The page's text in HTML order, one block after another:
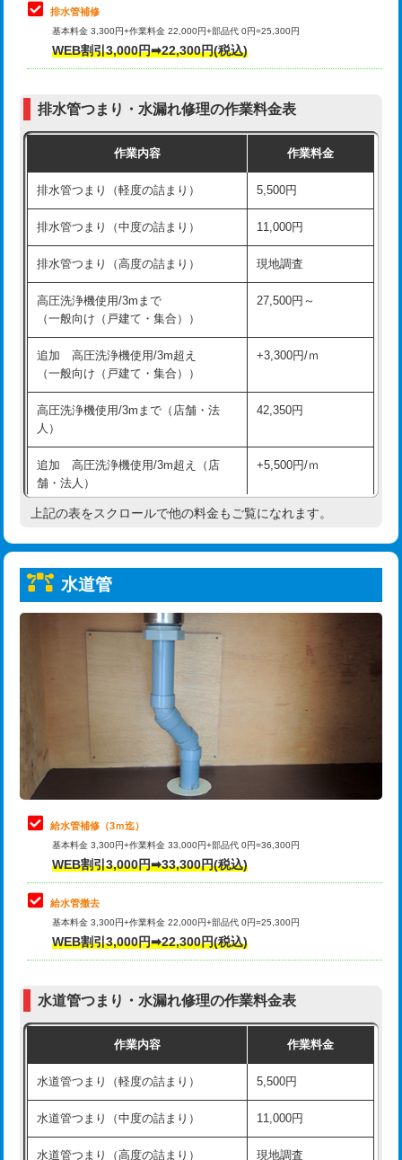
モルタル補修（厚さ10㎝まで）
モルタル補修（厚さ10㎝超え）
追加人工 16,500円
現場見積
※給水管工事は20mmまでの価格です。
式・ワンホール）)
交換・取付(排水栓・排水トラップ
交換・取付（その他部品） 11,000円+材料費
持込商品取付（単水栓） 13,200円
持込商品取付（混合水栓） 16,500円
持込商品取付（浄水器・分岐水栓） 16,500円
給水管工事※（ホール加工) 16,500円
給水管工事※（バンド止め) 3,300円
給水管工事※（支持金具設置)
給水管工事※（保温材使用（バンド止
め込み）)
5,500円
給水管工事※（土の掘削・埋め戻し作
業)
11,000円
給水管工事※（塩ビ管（VP・HI）使
用/3ｍまで)
33,000円
給水管工事※（塩ビ管（VP・HI）使
+8,800円
給水管工事※（ライニング鋼管・銅
管・ポリ管・HT管使用/3ｍまで)
給水管工事※（ライニング鋼管・銅
管・ポリ管・HT管使用/3ｍ超え)
排水管工事（土の掘削・埋め戻し作
11,000円~
排水管工事（排水管工事/3ｍまで） 55,000円
排水管工事（追加 排水管工事/3ｍ超
マス交換（土の掘削・埋め戻し作業）
マス交換（深さ50㎝未満）
マス交換（深さ50㎝以上）
コンクリート斫り（厚さ10㎝まで）
モルタル補修（厚さ10㎝超え） 38,500円
洗面台設置 38,500円
化粧台設置 22,000円
排水管補修
基本料金 3,300円+作業料金 22,000円+部品代 0円=25,300円
WEB割引3,000円➡22,300円(税込)
排水管つまり・水漏れ修理の作業料金表
作業内容 作業料金
排水管つまり（軽度の詰まり） 5,500円
排水管つまり（中度の詰まり） 11,000円
排水管つまり（高度の詰まり） 現地調査
高圧洗浄機使用/3mまで
（一般向け（戸建て・集合））
27,500円～
追加 高圧洗浄機使用/3m超え
（一般向け（戸建て・集合））
+3,300円/ｍ
高圧洗浄機使用/3mまで（店舗・法
人）
42,350円
追加 高圧洗浄機使用/3m超え（店
舗・法人）
+5,500円/ｍ
高度高圧洗浄換 現地調査
トーラー機使用/3mまで
追加トーラー機使用/3m超え
33,000円
8,800円
止水・漏水調査・防水処理・清掃・修
理・調整・分解・加工など（軽作業）
11,000円
止水・漏水調査・防水処理・清掃・修
理・調整・分解・加工など（中作業）
止水・漏水調査・防水処理・清掃・修
理・調整・分解・加工など（重作業）
33,000円
その他部品の脱着
交換・取付（タンク）
式）)
式・ワンホール）)
交換・取付(排水栓・排水トラップ
22,000円+材料費
上記の表をスクロールで他の料金もご覧になれます。
水道管
給水管補修（3ｍ迄）
基本料金 3,300円+作業料金 33,000円+部品代 0円=36,300円
WEB割引3,000円➡33,300円(税込)
給水管撤去
基本料金 3,300円+作業料金 22,000円+部品代 0円=25,300円
WEB割引3,000円➡22,300円(税込)
水道管つまり・水漏れ修理の作業料金表
作業内容 作業料金
水道管つまり（軽度の詰まり） 5,500円
水道管つまり（中度の詰まり） 11,000円
水道管つまり（高度の詰まり） 現地調査